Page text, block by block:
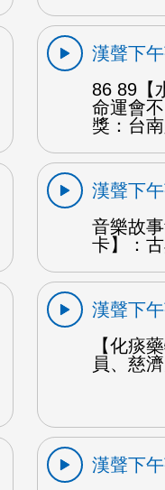
漢聲下
86 89【
命運會
獎：台
漢聲下
音樂故
卡】：
漢聲下
【化痰
員、慈
漢聲下